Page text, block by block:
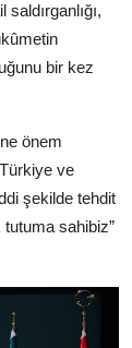
bir kez
önem
ve
şekilde tehdit
tutuma sahibiz”